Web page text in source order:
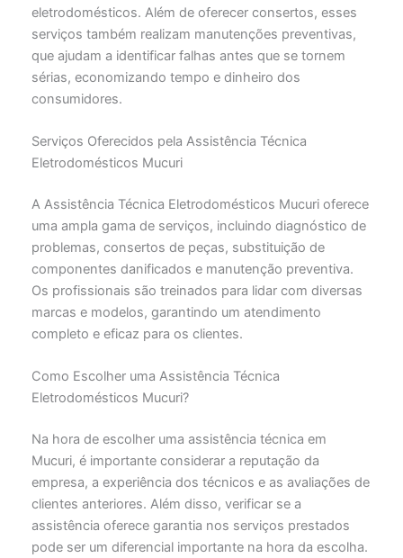
eletrodomésticos. Além de oferecer consertos, esses
serviços também realizam manutenções preventivas,
que ajudam a identificar falhas antes que se tornem
sérias, economizando tempo e dinheiro dos
consumidores.
Serviços Oferecidos pela Assistência Técnica
Eletrodomésticos Mucuri
A Assistência Técnica Eletrodomésticos Mucuri oferece
uma ampla gama de serviços, incluindo diagnóstico de
problemas, consertos de peças, substituição de
componentes danificados e manutenção preventiva.
Os profissionais são treinados para lidar com diversas
marcas e modelos, garantindo um atendimento
completo e eficaz para os clientes.
Como Escolher uma Assistência Técnica
Eletrodomésticos Mucuri?
Na hora de escolher uma assistência técnica em
Mucuri, é importante considerar a reputação da
empresa, a experiência dos técnicos e as avaliações de
clientes anteriores. Além disso, verificar se a
assistência oferece garantia nos serviços prestados
pode ser um diferencial importante na hora da escolha.